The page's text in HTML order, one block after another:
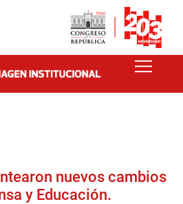
nuevos cambios
y Educación.